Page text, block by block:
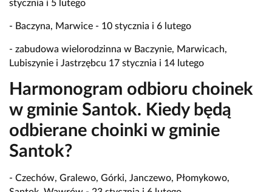
stycznia i 5 lutego
- Baczyna, Marwice - 10 stycznia i 6 lutego
- zabudowa wielorodzinna w Baczynie, Marwicach,
Lubiszynie i Jastrzębcu 17 stycznia i 14 lutego
Harmonogram odbioru choinek
w gminie Santok. Kiedy będą
odbierane choinki w gminie
Santok?
- Czechów, Gralewo, Górki, Janczewo, Płomykowo,